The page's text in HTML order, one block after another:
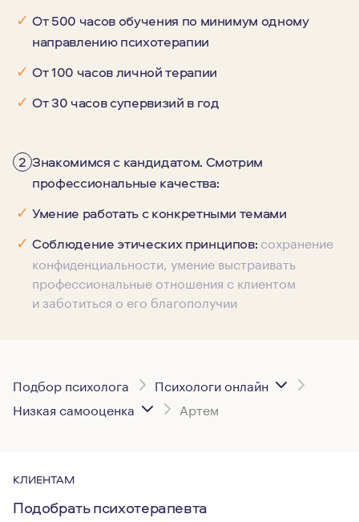
✓ От 500 часов обучения по минимум одному
направлению психотерапии
✓ От 100 часов личной терапии
✓ От 30 часов супервизий в год
2 Знакомимся с кандидатом. Смотрим
профессиональные качества:
✓ Умение работать с конкретными темами
✓ Соблюдение этических принципов: сохранение
конфиденциальности, умение выстраивать
профессиональные отношения с клиентом
и заботиться о его благополучии
Подбор психолога
Психологи онлайн
Низкая самооценка
Артем
КЛИЕНТАМ
Подобрать психотерапевта